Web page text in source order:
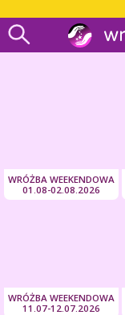
WRÓŻBA WEEKENDOWA
01.08-02.08.2026
WRÓŻBA WEEKENDOWA
11.07-12.07.2026